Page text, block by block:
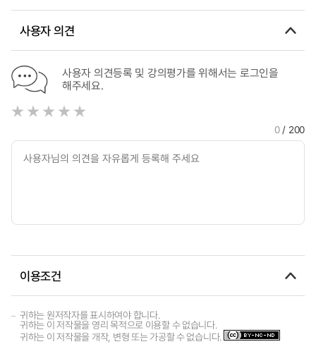
사용자 의견
사용자 의견등록 및 강의평가를 위해서는 로그인을
해주세요.
0/ 200
이용조건
귀하는 원저작자를 표시하여야 합니다.
귀하는 이 저작물을 영리 목적으로 이용할 수 없습니다.
귀하는 이 저작물을 개작, 변형 또는 가공할 수 없습니다.